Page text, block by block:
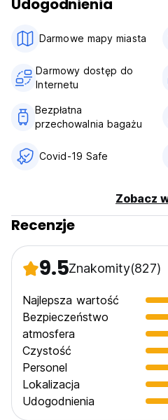
Udogodnienia
Darmowe mapy miasta
Darmowy dostęp do
Internetu
Bezpłatna
przechowalnia bagażu
Covid-19 Safe
Zobacz
Recenzje
9.5Znakomity(827)
Najlepsza wartość
Bezpieczeństwo
atmosfera
Czystość
Personel
Lokalizacja
Udogodnienia